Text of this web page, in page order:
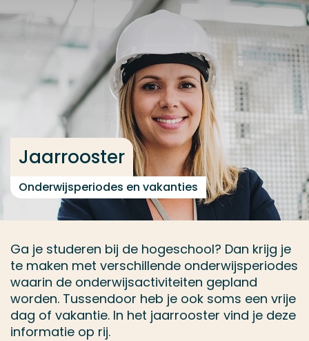
Ga direct naar de content
... > Technische Bedrijfskunde deeltijd
Jaarrooster
Onderwijsperiodes en vakanties
Ga je studeren bij de hogeschool? Dan krijg je
te maken met verschillende onderwijsperiodes
waarin de onderwijsactiviteiten gepland
worden. Tussendoor heb je ook soms een vrije
dag of vakantie. In het jaarrooster vind je deze
informatie op rij.
Veel gezocht
Opleiding